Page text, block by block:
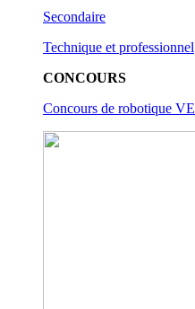
Secondaire
Technique et professionnel
CONCOURS
Concours de robotique